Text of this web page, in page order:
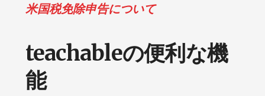
米国税免除申告について
teachableの便利な機
能